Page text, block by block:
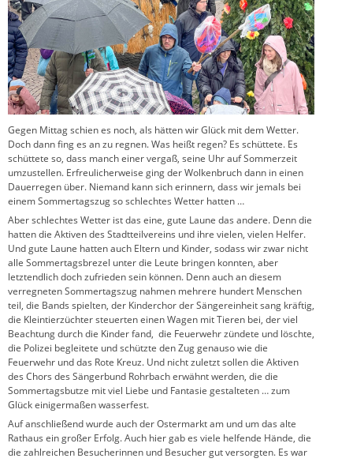
Gegen Mittag schien es noch, als hätten wir Glück mit dem Wetter.
Doch dann fing es an zu regnen. Was heißt regen? Es schüttete. Es
schüttete so, dass manch einer vergaß, seine Uhr auf Sommerzeit
umzustellen. Erfreulicherweise ging der Wolkenbruch dann in einen
Dauerregen über. Niemand kann sich erinnern, dass wir jemals bei
einem Sommertagszug so schlechtes Wetter hatten …
Aber schlechtes Wetter ist das eine, gute Laune das andere. Denn die
hatten die Aktiven des Stadtteilvereins und ihre vielen, vielen Helfer.
Und gute Laune hatten auch Eltern und Kinder, sodass wir zwar nicht
alle Sommertagsbrezel unter die Leute bringen konnten, aber
letztendlich doch zufrieden sein können. Denn auch an diesem
verregneten Sommertagszug nahmen mehrere hundert Menschen
teil, die Bands spielten, der Kinderchor der Sängereinheit sang kräftig,
die Kleintierzüchter steuerten einen Wagen mit Tieren bei, der viel
Beachtung durch die Kinder fand, die Feuerwehr zündete und löschte,
die Polizei begleitete und schützte den Zug genauso wie die
Feuerwehr und das Rote Kreuz. Und nicht zuletzt sollen die Aktiven
des Chors des Sängerbund Rohrbach erwähnt werden, die die
Sommertagsbutze mit viel Liebe und Fantasie gestalteten … zum
Glück einigermaßen wasserfest.
Auf anschließend wurde auch der Ostermarkt am und um das alte
Rathaus ein großer Erfolg. Auch hier gab es viele helfende Hände, die
die zahlreichen Besucherinnen und Besucher gut versorgten. Es war